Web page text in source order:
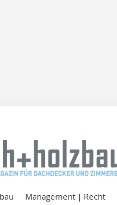
Management | Recht